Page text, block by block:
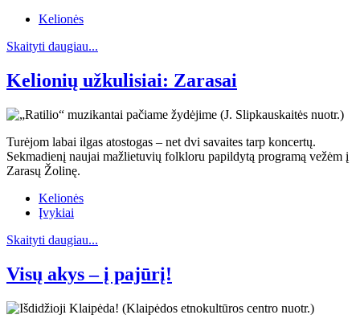
Kelionės
Skaityti daugiau...
Kelionių užkulisiai: Zarasai
Turėjom labai ilgas atostogas – net dvi savaites tarp koncertų.
Sekmadienį naujai mažlietuvių folkloru papildytą programą vežėm į
Zarasų Žolinę.
Kelionės
Įvykiai
Skaityti daugiau...
Visų akys – į pajūrį!